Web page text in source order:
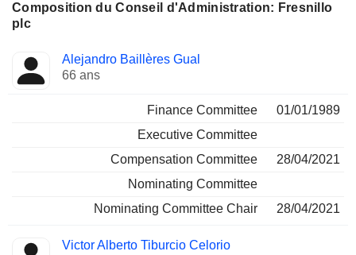
Composition du Conseil d'Administration: Fresnillo
plc
Administrateur Comités
Alejandro Baillères Gual
66 ans
Finance Committee
01/01/1989
Executive Committee
Compensation Committee
28/04/2021
Nominating Committee
Nominating Committee Chair
28/04/2021
Victor Alberto Tiburcio Celorio